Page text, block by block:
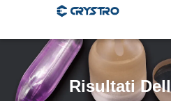
Risultati